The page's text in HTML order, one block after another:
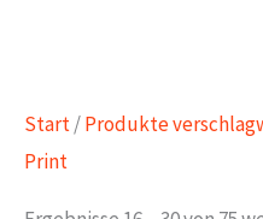
Start/Produkte
Print